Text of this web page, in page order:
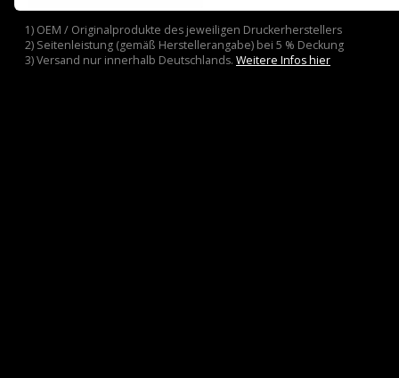
1) OEM / Originalprodukte des jeweiligen Druckerherstellers
2) Seitenleistung (gemäß Herstellerangabe) bei 5 % Deckung
3) Versand nur innerhalb Deutschlands. Weitere Infos hier